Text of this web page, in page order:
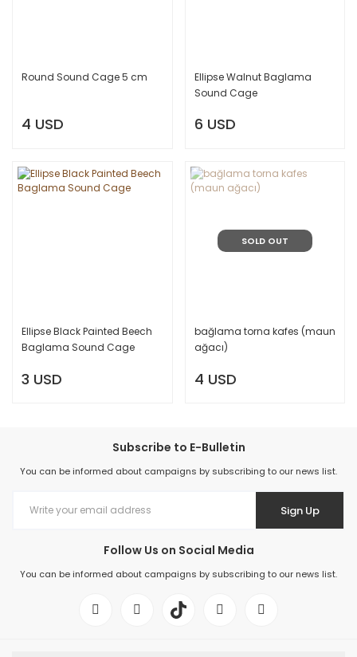
Round Sound Cage 5 cm
4 USD
Ellipse Walnut Baglama
Sound Cage
6 USD
Ellipse Black Painted Beech
Baglama Sound Cage
3 USD
SOLD OUT
bağlama torna kafes (maun
ağacı)
4 USD
Subscribe to E-Bulletin
You can be informed about campaigns by subscribing to our news list.
Sign Up
Follow Us on Social Media
You can be informed about campaigns by subscribing to our news list.